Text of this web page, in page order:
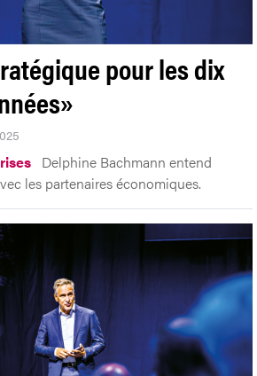
pour les dix
Delphine Bachmann entend
les partenaires économiques.